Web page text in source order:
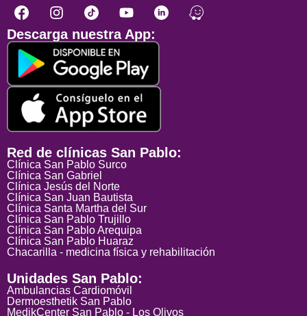
Descarga nuestra App:
Red de clínicas San Pablo:
Clínica San Pablo Surco
Clínica San Gabriel
Clínica Jesús del Norte
Clínica San Juan Bautista
Clínica Santa Martha del Sur
Clínica San Pablo Trujillo
Clínica San Pablo Arequipa
Clínica San Pablo Huaraz
Chacarilla - medicina física y rehabilitación
Unidades San Pablo:
Ambulancias Cardiomóvil
Dermoesthetik San Pablo
MedikCenter San Pablo - Los Olivos